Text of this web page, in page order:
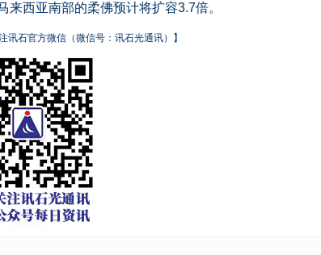
西亚南部的柔佛预计将扩容3.7倍。
讯石官方微信（微信号：讯石光通讯）】